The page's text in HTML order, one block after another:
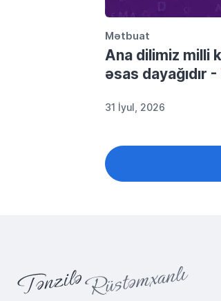
Mətbuat
Ana dilimiz milli
əsas dayağıdır -
31 İyul, 2026